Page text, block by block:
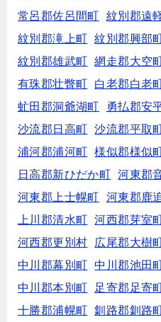
常呂郡佐呂間町
紋別郡遠
紋別郡滝上町
紋別郡興部
紋別郡雄武町
網走郡大空
有珠郡壮瞥町
白老郡白老
虻田郡洞爺湖町
勇払郡安
沙流郡日高町
沙流郡平取
浦河郡浦河町
様似郡様似
日高郡新ひだか町
河東郡
河東郡上士幌町
河東郡鹿
上川郡清水町
河西郡芽室
河西郡更別村
広尾郡大樹
中川郡幕別町
中川郡池田
中川郡本別町
足寄郡足寄
十勝郡浦幌町
釧路郡釧路